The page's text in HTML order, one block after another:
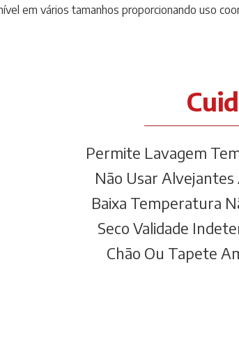
em vários tamanhos proporcionando uso
Permite Lavagem
Não Usar Alvejantes
Baixa Temperatura
Seco Validade
Chão Ou Tapete